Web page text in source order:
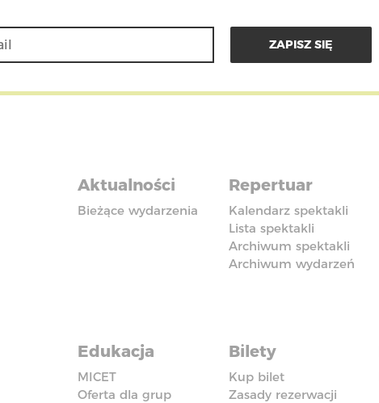
Aktualności
Bieżące wydarzenia
Repertuar
Kalendarz spektakli
Lista spektakli
Archiwum spektakli
Archiwum wydarzeń
Edukacja
MICET
Oferta dla grup
Bilety
Kup bilet
Zasady rezerwacji